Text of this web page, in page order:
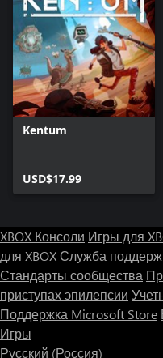
Kentum
USD$17.99
XBOX Консоли Игры для
для XBOXСлужба
Стандарты сообщества
приступах эпилепсии
Поддержка Microsoft Store
Игры
Русский (Россия)